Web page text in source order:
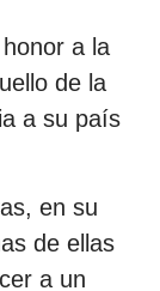
a la
de la
a su país
en su
de ellas
a un